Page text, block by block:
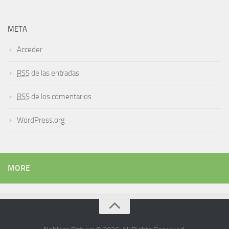
META
Acceder
RSS de las entradas
RSS de los comentarios
WordPress.org
MORE